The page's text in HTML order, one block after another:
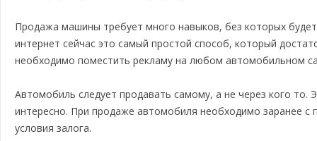
Продажа машины требует много навыков, без которых
интернет сейчас это самый простой способ, который
необходимо поместить рекламу на любом автомобильном
Автомобиль следует продавать самому, а не через кого то.
интересно. При продаже автомобиля необходимо заранее с
условия залога.